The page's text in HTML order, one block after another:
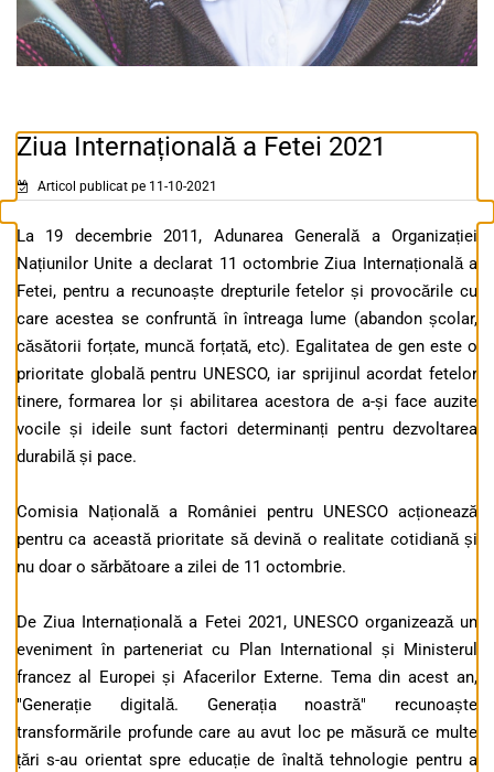
Ziua Internațională a Fetei 2021
Articol publicat pe 11-10-2021
La 19 decembrie 2011, Adunarea Generală a Organizației
Națiunilor Unite a declarat 11 octombrie Ziua Internațională a
Fetei, pentru a recunoaște drepturile fetelor și provocările cu
care acestea se confruntă în întreaga lume (abandon școlar,
căsătorii forțate, muncă forțată, etc). Egalitatea de gen este o
prioritate globală pentru UNESCO, iar sprijinul acordat fetelor
tinere, formarea lor și abilitarea acestora de a-și face auzite
vocile și ideile sunt factori determinanți pentru dezvoltarea
durabilă și pace.
Comisia Națională a României pentru UNESCO acționează
pentru ca această prioritate să devină o realitate cotidiană și
nu doar o sărbătoare a zilei de 11 octombrie.
De Ziua Internațională a Fetei 2021, UNESCO organizează un
eveniment în parteneriat cu Plan International și Ministerul
francez al Europei și Afacerilor Externe. Tema din acest an,
"Generație digitală. Generația noastră" recunoaște
transformările profunde care au avut loc pe măsură ce multe
țări s-au orientat spre educație de înaltă tehnologie pentru a